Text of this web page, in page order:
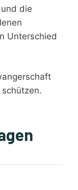
die
Unterschied